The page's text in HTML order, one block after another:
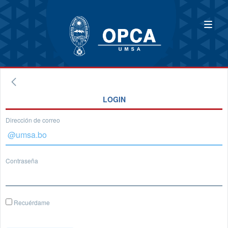
LOGIN
Dirección de correo
Contraseña
Recuérdame